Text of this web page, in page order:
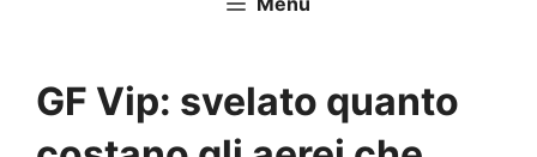
GF Vip: svelato quanto